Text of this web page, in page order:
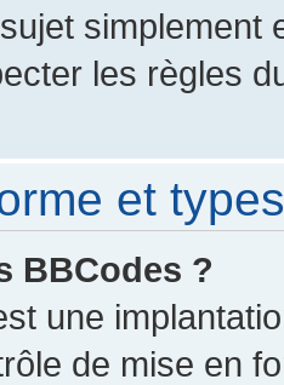
simplement
les règles
et
BBCodes ?
une
de mise en